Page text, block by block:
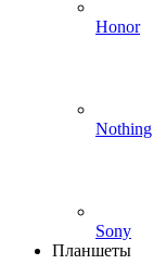
Honor
Nothing
Sony
Планшеты